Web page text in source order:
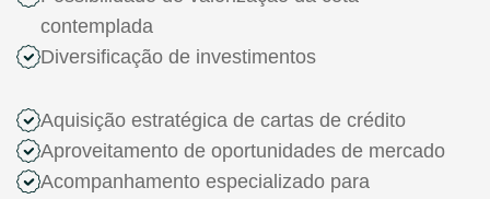
contemplada
Diversificação de investimentos
Aquisição estratégica de cartas de crédito
Aproveitamento de oportunidades de mercado
Acompanhamento especializado para